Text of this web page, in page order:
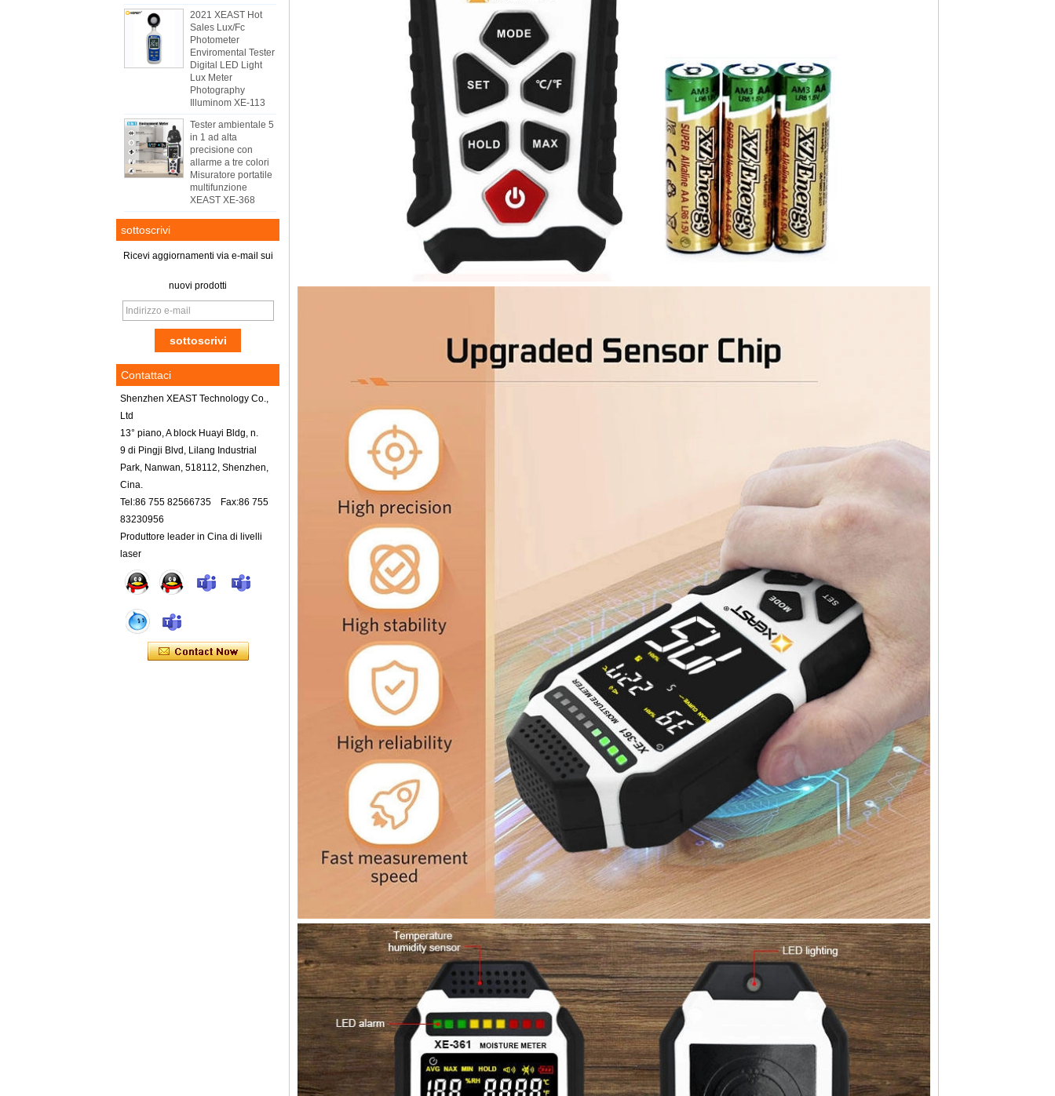
2021 XEAST Hot
Sales Lux/Fc
Photometer
Enviromental Tester
Digital LED Light
Lux Meter
Photography
Illuminom XE-113
Tester ambientale 5
in 1 ad alta
precisione con
allarme a tre colori
Misuratore portatile
multifunzione
XEAST XE-368
sottoscrivi
Ricevi aggiornamenti via e-mail sui
nuovi prodotti
Contattaci
Shenzhen XEAST Technology Co.,
Ltd
13° piano, A block Huayi Bldg, n.
9 di Pingji Blvd, Lilang Industrial
Park, Nanwan, 518112, Shenzhen,
Cina.
Tel:86 755 82566735 Fax:86 755
83230956
Produttore leader in Cina di livelli
laser